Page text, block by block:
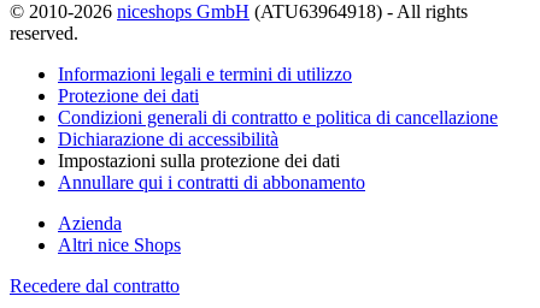
© 2010-2026 niceshops GmbH (ATU63964918) - All rights
reserved.
Informazioni legali e termini di utilizzo
Protezione dei dati
Condizioni generali di contratto e politica di cancellazione
Dichiarazione di accessibilità
Impostazioni sulla protezione dei dati
Annullare qui i contratti di abbonamento
Azienda
Altri nice Shops
Recedere dal contratto